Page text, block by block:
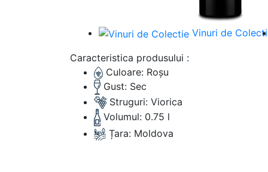
Vinuri de
Caracteristica produsului :
Culoare: Roșu
Gust: Sec
Struguri:Viorica
Volumul: 0.75 l
Țara: Moldova